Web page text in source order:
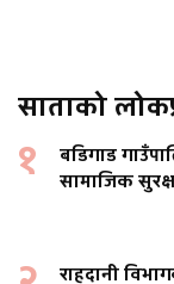
साताको
१
बडिगाड
सामाजिक
राहदानी